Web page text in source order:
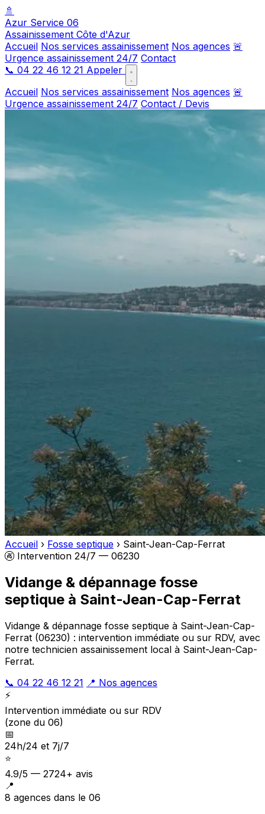
🚿
Azur Service 06
Assainissement Côte d'Azur
Accueil Nos services assainissement Nos agences 🚨
Urgence assainissement 24/7 Contact
📞 04 22 46 12 21 Appeler
Accueil Nos services assainissement Nos agences 🚨
Urgence assainissement 24/7 Contact / Devis
Accueil › Fosse septique › Saint-Jean-Cap-Ferrat
🚱 Intervention 24/7 — 06230
Vidange & dépannage fosse
septique à Saint-Jean-Cap-Ferrat
Vidange & dépannage fosse septique à Saint-Jean-Cap-
Ferrat (06230) : intervention immédiate ou sur RDV, avec
notre technicien assainissement local à Saint-Jean-Cap-
Ferrat.
📞 04 22 46 12 21 📍 Nos agences
⚡
Intervention immédiate ou sur RDV
(zone du 06)
📅
24h/24 et 7j/7
⭐
4.9/5 — 2724+ avis
📍
8 agences dans le 06